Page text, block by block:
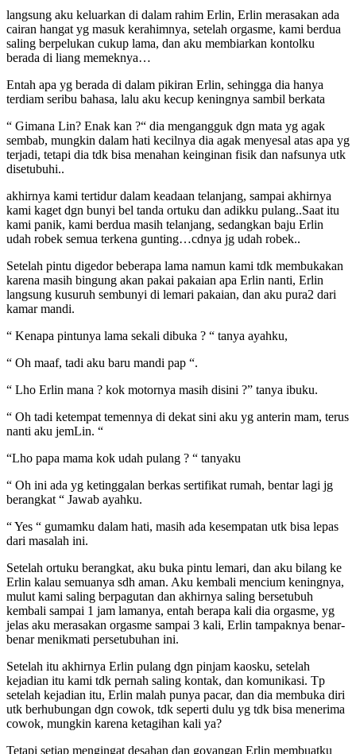
langsung aku keluarkan di dalam rahim Erlin, Erlin merasakan ada
cairan hangat yg masuk kerahimnya, setelah orgasme, kami berdua
saling berpelukan cukup lama, dan aku membiarkan kontolku
berada di liang memeknya…
Entah apa yg berada di dalam pikiran Erlin, sehingga dia hanya
terdiam seribu bahasa, lalu aku kecup keningnya sambil berkata
“ Gimana Lin? Enak kan ?“ dia mengangguk dgn mata yg agak
sembab, mungkin dalam hati kecilnya dia agak menyesal atas apa yg
terjadi, tetapi dia tdk bisa menahan keinginan fisik dan nafsunya utk
disetubuhi..
akhirnya kami tertidur dalam keadaan telanjang, sampai akhirnya
kami kaget dgn bunyi bel tanda ortuku dan adikku pulang..Saat itu
kami panik, kami berdua masih telanjang, sedangkan baju Erlin
udah robek semua terkena gunting…cdnya jg udah robek..
Setelah pintu digedor beberapa lama namun kami tdk membukakan
karena masih bingung akan pakai pakaian apa Erlin nanti, Erlin
langsung kusuruh sembunyi di lemari pakaian, dan aku pura2 dari
kamar mandi.
“ Kenapa pintunya lama sekali dibuka ? “ tanya ayahku,
“ Oh maaf, tadi aku baru mandi pap “.
“ Lho Erlin mana ? kok motornya masih disini ?” tanya ibuku.
“ Oh tadi ketempat temennya di dekat sini aku yg anterin mam, terus
nanti aku jemLin. “
“Lho papa mama kok udah pulang ? “ tanyaku
“ Oh ini ada yg ketinggalan berkas sertifikat rumah, bentar lagi jg
berangkat “ Jawab ayahku.
“ Yes “ gumamku dalam hati, masih ada kesempatan utk bisa lepas
dari masalah ini.
Setelah ortuku berangkat, aku buka pintu lemari, dan aku bilang ke
Erlin kalau semuanya sdh aman. Aku kembali mencium keningnya,
mulut kami saling berpagutan dan akhirnya saling bersetubuh
kembali sampai 1 jam lamanya, entah berapa kali dia orgasme, yg
jelas aku merasakan orgasme sampai 3 kali, Erlin tampaknya benar-
benar menikmati persetubuhan ini.
Setelah itu akhirnya Erlin pulang dgn pinjam kaosku, setelah
kejadian itu kami tdk pernah saling kontak, dan komunikasi. Tp
setelah kejadian itu, Erlin malah punya pacar, dan dia membuka diri
utk berhubungan dgn cowok, tdk seperti dulu yg tdk bisa menerima
cowok, mungkin karena ketagihan kali ya?
Tetapi setiap mengingat desahan dan goyangan Erlin membuatku